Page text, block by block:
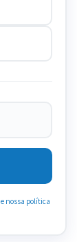
e nossa política